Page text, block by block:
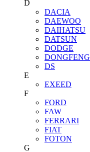
D
DACIA
DAEWOO
DAIHATSU
DATSUN
DODGE
DONGFENG
DS
E
EXEED
F
FORD
FAW
FERRARI
FIAT
FOTON
G